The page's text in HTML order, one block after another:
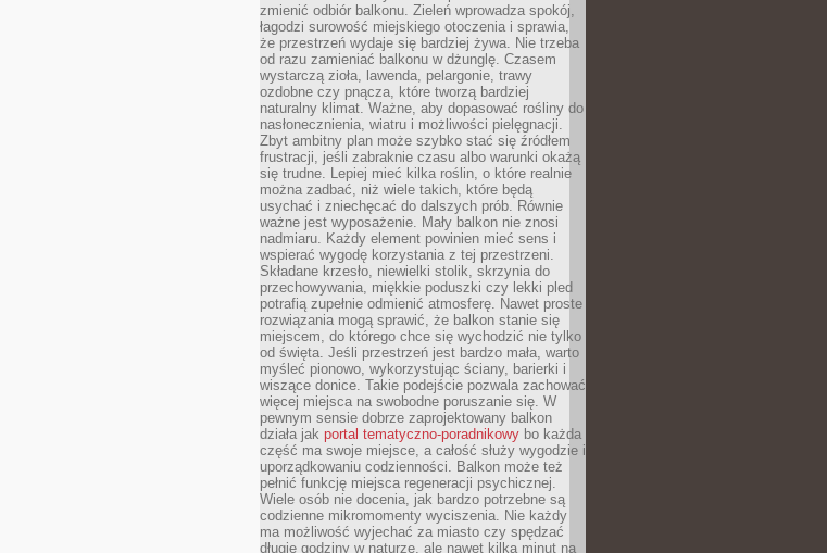
zmienić odbiór balkonu. Zieleń wprowadza spokój,
łagodzi surowość miejskiego otoczenia i sprawia,
że przestrzeń wydaje się bardziej żywa. Nie trzeba
od razu zamieniać balkonu w dżunglę. Czasem
wystarczą zioła, lawenda, pelargonie, trawy
ozdobne czy pnącza, które tworzą bardziej
naturalny klimat. Ważne, aby dopasować rośliny do
nasłonecznienia, wiatru i możliwości pielęgnacji.
Zbyt ambitny plan może szybko stać się źródłem
frustracji, jeśli zabraknie czasu albo warunki okażą
się trudne. Lepiej mieć kilka roślin, o które realnie
można zadbać, niż wiele takich, które będą
usychać i zniechęcać do dalszych prób. Równie
ważne jest wyposażenie. Mały balkon nie znosi
nadmiaru. Każdy element powinien mieć sens i
wspierać wygodę korzystania z tej przestrzeni.
Składane krzesło, niewielki stolik, skrzynia do
przechowywania, miękkie poduszki czy lekki pled
potrafią zupełnie odmienić atmosferę. Nawet proste
rozwiązania mogą sprawić, że balkon stanie się
miejscem, do którego chce się wychodzić nie tylko
od święta. Jeśli przestrzeń jest bardzo mała, warto
myśleć pionowo, wykorzystując ściany, barierki i
wiszące donice. Takie podejście pozwala zachować
więcej miejsca na swobodne poruszanie się. W
pewnym sensie dobrze zaprojektowany balkon
działa jak portal tematyczno-poradnikowy bo każda
część ma swoje miejsce, a całość służy wygodzie i
uporządkowaniu codzienności. Balkon może też
pełnić funkcję miejsca regeneracji psychicznej.
Wiele osób nie docenia, jak bardzo potrzebne są
codzienne mikromomenty wyciszenia. Nie każdy
ma możliwość wyjechać za miasto czy spędzać
długie godziny w naturze, ale nawet kilka minut na